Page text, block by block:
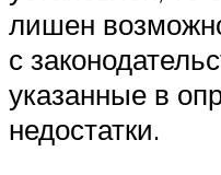
лишен
с
указанные в
недостатки.